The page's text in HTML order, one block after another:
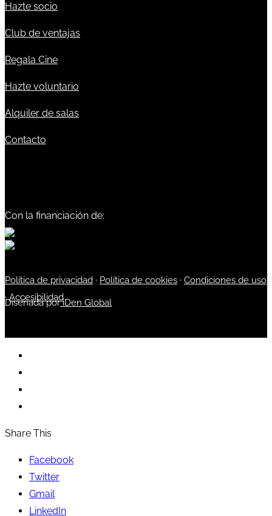
Hazte socio
Club de ventajas
Regala Cine
Hazte voluntario
Alquiler de salas
Contacto
Con la financiación de:
Política de privacidad · Política de cookies · Condiciones de uso
·Accesibilidad
Diseñada poriDen Global
Share This
Facebook
Twitter
Gmail
LinkedIn